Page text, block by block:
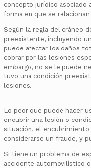
concepto jurídico asociado
forma en que se
Según la regla del cráneo
preexistente, incluyendo
puede afectar los daños
cobrar por las lesiones
embargo, no se le puede
tuvo una condición
lesiones.
Lo peor que puede hacer
encubrir una lesión o
situación, el
considerarse un fraude, y
Si tiene un problema de
accidente automovilístico